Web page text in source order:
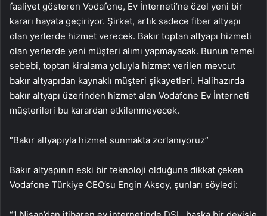
faaliyet gösteren Vodafone, Ev İnterneti’ne özel yeni bir
kararı hayata geçiriyor. Şirket, artık sadece fiber altyapı
olan yerlerde hizmet verecek. Bakır toptan altyapı hizmeti
olan yerlerde yeni müşteri alımı yapmayacak. Bunun temel
sebebi, toptan kiralama yoluyla hizmet verilen mevcut
bakır altyapıdan kaynaklı müşteri şikayetleri. Halihazırda
bakır altyapı üzerinden hizmet alan Vodafone Ev İnterneti
müşterileri bu karardan etkilenmeyecek.
“Bakır altyapıyla hizmet sunmakta zorlanıyoruz”
Bakır altyapının eski bir teknoloji olduğuna dikkat çeken
Vodafone Türkiye CEO’su Engin Aksoy, şunları söyledi: